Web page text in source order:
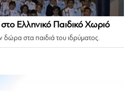
Ελληνικό Παιδικό Χωριό
δώρα στα παιδιά του ιδρύματος.